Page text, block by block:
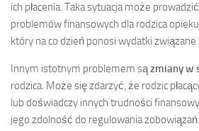
ich płacenia. Taka sytuacja może
problemów finansowych dla rodzica
który na co dzień ponosi wydatki
Innym istotnym problemem sązmiany w
rodzica. Może się zdarzyć, że rodzic
lub doświadczy innych trudności
jego zdolność do regulowania